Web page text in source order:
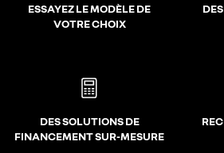
ESSAYEZ LE MODÈLE DE
VOTRE CHOIX
DES SOLUTIONS DE
FINANCEMENT SUR-MESURE